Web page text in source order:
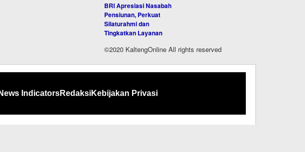
BRI Apresiasi Nasabah
Pensiunan, Perkuat
Silaturahmi dan
Tingkatkan Layanan
©2020 KaltengOnline All rights reserved
IndicatorsRedaksiKebijakan Privasi